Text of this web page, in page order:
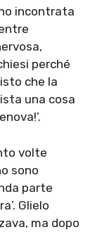
incontrata
perché
che la
una cosa
volte
sono
parte
Glielo
ma dopo